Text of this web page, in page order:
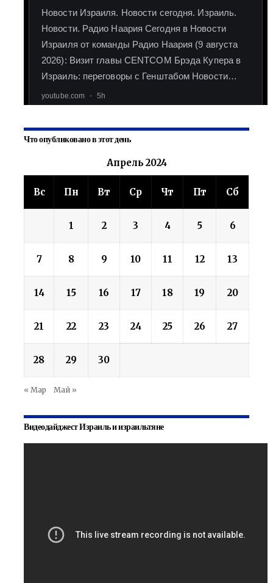
Что опубликовано в этот день
Апрель 2024
Вс Пн Вт Ср Чт Пт Сб
1 2 3 4 5 6
7 8 9 10 11 12 13
14 15 16 17 18 19 20
21 22 23 24 25 26 27
28 29 30
« Мар Май »
Видеодайджест Израиль и израильтяне